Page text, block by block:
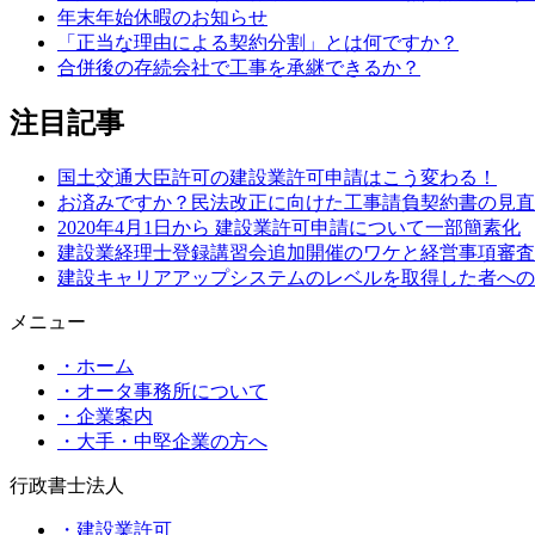
年末年始休暇のお知らせ
「正当な理由による契約分割」とは何ですか？
合併後の存続会社で工事を承継できるか？
注目記事
国土交通大臣許可の建設業許可申請はこう変わる！
お済みですか？民法改正に向けた工事請負契約書の見
2020年4月1日から 建設業許可申請について一部簡素化
建設業経理士登録講習会追加開催のワケと経営事項審
建設キャリアアップシステムのレベルを取得した者へ
メニュー
・ホーム
・オータ事務所について
・企業案内
・大手・中堅企業の方へ
行政書士法人
・建設業許可